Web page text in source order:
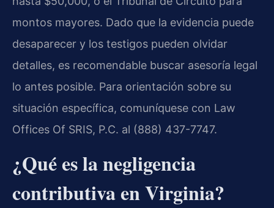
montos mayores. Dado que la evidencia puede
desaparecer y los testigos pueden olvidar
detalles, es recomendable buscar asesoría legal
lo antes posible. Para orientación sobre su
situación específica, comuníquese con Law
Offices Of SRIS, P.C. al (888) 437-7747.
¿Qué es la negligencia
contributiva en Virginia?